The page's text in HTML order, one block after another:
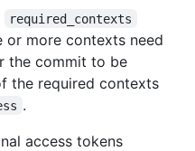
required_contexts
or more contexts need
the commit to be
the required contexts
.
access tokens